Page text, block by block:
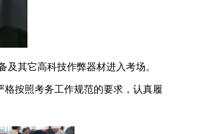
其它高科技作弊器材进入考场。
按照考务工作规范的要求，认真履